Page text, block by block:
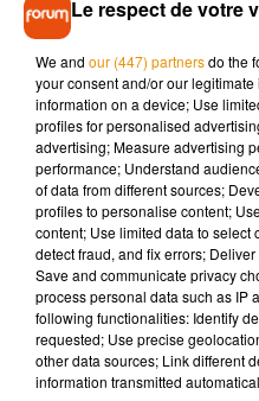
«Ma Petite Madelaine»à
station service à Joué-lès-
aurait aussi été repérée sur
toujours à Joué-lès-Tours.
Plusieurs personnes ont
arnaque. Suffisamment
extorquer la somme de 120€
Dans le deuxième cas, la
d’essence.
En parallèle, sachez que la
commissariat de Tours
connaître.
Le respect de votre
We and our (447) partnersdo the
your consent and/or our
information on a device; Use
profiles for personalised
advertising; Measure advertising
performance; Understand
of data from different sources;
profiles to personalise content;
content; Use limited data to select
detect fraud, and fix errors;
Save and communicate privacy
process personal data such as IP
following functionalities: Identify
requested; Use precise
other data sources; Link different
information transmitted